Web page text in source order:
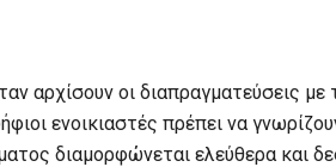
αρχίσουν οι διαπραγματεύσεις με
ενοικιαστές πρέπει να
διαμορφώνεται ελεύθερα και